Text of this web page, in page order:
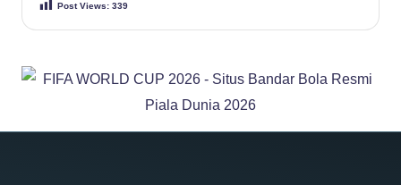
Post Views: 339